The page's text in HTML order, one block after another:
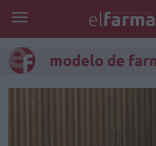
modelo de